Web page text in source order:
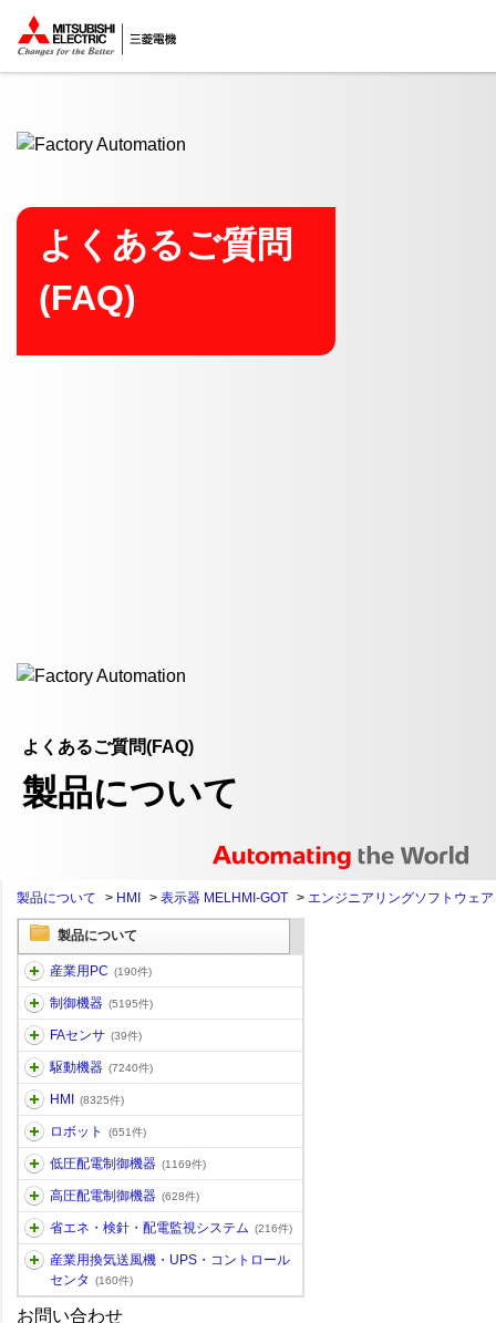
ここから本文
よくあるご質問
(FAQ)
よくあるご質問(FAQ)
製品について
製品について > HMI > 表示器 MELHMI-GOT > エンジニアリングソフトウェア
製品について
産業用PC (190件)
制御機器 (5195件)
FAセンサ (39件)
駆動機器 (7240件)
HMI (8325件)
ロボット (651件)
低圧配電制御機器 (1169件)
高圧配電制御機器 (628件)
省エネ・検針・配電監視システム (216件)
産業用換気送風機・UPS・コントロール
センタ
(160件)
お問い合わせ